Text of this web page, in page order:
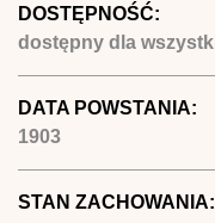
DOSTĘPNOŚĆ:
dostępny dla
DATA POWSTANIA:
1903
STAN ZACHOWANIA: